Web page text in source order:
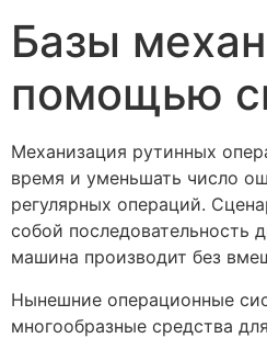
Базы
помощью
Механизация рутинных
время и уменьшать число
регулярных операций.
собой последовательность
машина производит без
Нынешние операционные
многообразные средства